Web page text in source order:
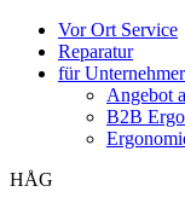
Vor Ort Service
Reparatur
für Unternehmer
Angebot
B2B
HÅG